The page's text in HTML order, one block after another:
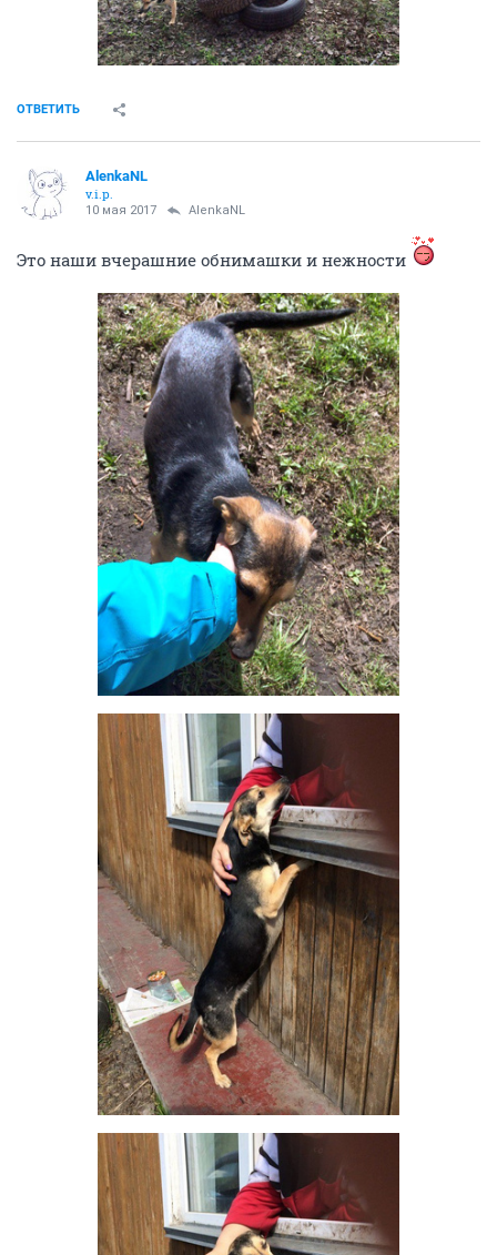
ОТВЕТИТЬ
AlenkaNL
v.i.p.
10 мая 2017 AlenkaNL
Это наши вчерашние обнимашки и нежности